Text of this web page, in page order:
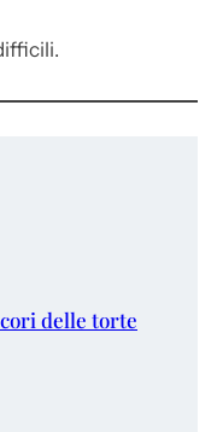
delle torte